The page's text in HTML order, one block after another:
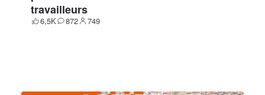
travailleurs
6,5K
Votes 872
Contributions
749
Participants